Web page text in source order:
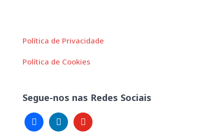
Política de Privacidade
Política de Cookies
Segue-nos nas Redes Sociais
facebooklinkedin youtube